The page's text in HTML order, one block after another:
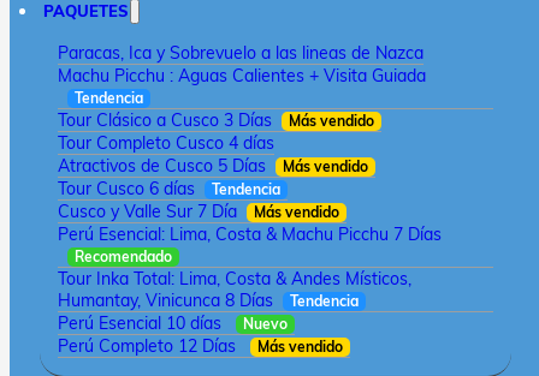
PAQUETES
Paracas, Ica y Sobrevuelo a las lineas de Nazca
Machu Picchu : Aguas Calientes + Visita Guiada
Tendencia
Tour Clásico a Cusco 3 Días Más vendido
Tour Completo Cusco 4 días
Atractivos de Cusco 5 Días
Más vendido
Tour Cusco 6 días Tendencia
Cusco y Valle Sur 7 Día Más vendido
Perú Esencial: Lima, Costa & Machu Picchu 7 Días
Recomendado
Tour Inka Total: Lima, Costa & Andes Místicos,
Humantay, Vinicunca 8 Días
Tendencia
Perú Esencial 10 días Nuevo
Perú Completo 12 Días Más vendido